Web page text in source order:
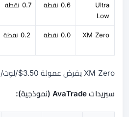
Ultra
Low
0.6 نقطة 0.7 نقطة
XM Zero 0.0 نقطة 0.2 نقطة
XM Zero يفرض عمولة 3.50$/لوت/اتجاه.
سبريدات AvaTrade (نموذجية):